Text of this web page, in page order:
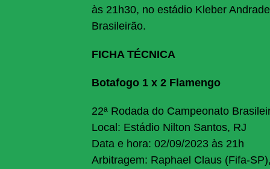
às 21h30, no estádio Kleber
Brasileirão.
FICHA TÉCNICA
Botafogo 1 x 2 Flamengo
22ª Rodada do Campeonato
Local: Estádio Nilton Santos, RJ
Data e hora: 02/09/2023 às 21h
Arbitragem: Raphael Claus (Fifa-